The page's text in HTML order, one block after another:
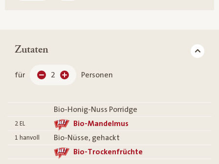
Zutaten
für 2 Personen
Bio-Honig-Nuss Porridge
2 EL Bio-Mandelmus
1 hanvoll
Bio-Nüsse, gehackt
Bio-Trockenfrüchte